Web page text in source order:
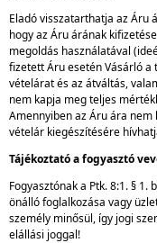
Eladó visszatarthatja az Áru
hogy az Áru árának
megoldás használatával
fizetett Áru esetén Vásárló
vételárat és az átváltás,
nem kapja meg teljes
Amennyiben az Áru ára
vételár kiegészítésére
Tájékoztató a fogyasztó
Fogyasztónak a Ptk. 8:1. §
önálló foglalkozása vagy
személy minősül, így jogi
elállási joggal!